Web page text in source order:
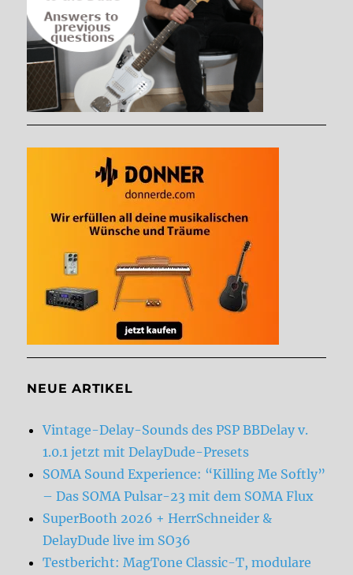
NEUE ARTIKEL
Vintage-Delay-Sounds des PSP BBDelay v.
1.0.1 jetzt mit DelayDude-Presets
SOMA Sound Experience: “Killing Me Softly”
– Das SOMA Pulsar-23 mit dem SOMA Flux
SuperBooth 2026 + HerrSchneider &
DelayDude live im SO36
Testbericht: MagTone Classic-T, modulare